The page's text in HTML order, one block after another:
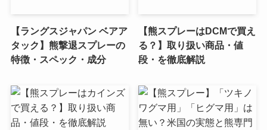
【ラングスジャパン ベアア
タック】熊撃退スプレーの
特徴・スペック・成分
【熊スプレーはDCMで買え
る？】取り扱い商品・値
段・を徹底解説